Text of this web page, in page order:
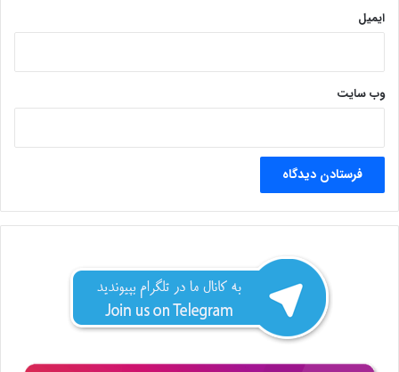
ایمیل
وب‌ سایت